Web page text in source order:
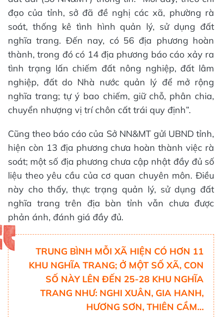
đạo của tỉnh, sở đã đề nghị các xã, phường rà
soát, thống kê tình hình quản lý, sử dụng đất
nghĩa trang. Đến nay, có 56 địa phương hoàn
thành, trong đó có 14 địa phương báo cáo xảy ra
tình trạng lấn chiếm đất nông nghiệp, đất lâm
nghiệp, đất do Nhà nước quản lý để mở rộng
nghĩa trang; tự ý bao chiếm, giữ chỗ, phân chia,
chuyển nhượng vị trí chôn cất trái quy định”.
Cũng theo báo cáo của Sở NN&MT gửi UBND tỉnh,
hiện còn 13 địa phương chưa hoàn thành việc rà
soát; một số địa phương chưa cập nhật đầy đủ số
liệu theo yêu cầu của cơ quan chuyên môn. Điều
này cho thấy, thực trạng quản lý, sử dụng đất
nghĩa trang trên địa bàn tỉnh vẫn chưa được
phản ánh, đánh giá đầy đủ.
TRUNG BÌNH MỖI XÃ HIỆN CÓ HƠN 11
KHU NGHĨA TRANG; Ở MỘT SỐ XÃ, CON
SỐ NÀY LÊN ĐẾN 25-28 KHU NGHĨA
TRANG NHƯ: NGHI XUÂN, GIA HANH,
HƯƠNG SƠN, THIÊN CẦM…